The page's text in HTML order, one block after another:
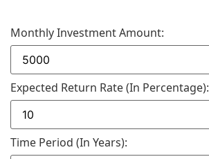
Monthly Investment Amount:
Expected Return Rate (in Percentage):
Time Period (in Years):